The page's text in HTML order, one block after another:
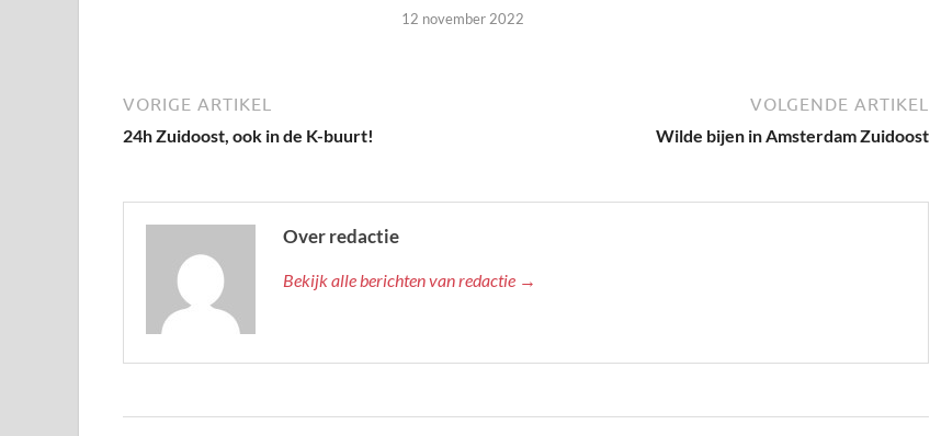
12 november 2022
VORIGE ARTIKEL
24h Zuidoost, ook in de K-buurt!
VOLGENDE ARTIKEL
Wilde bijen in Amsterdam Zuidoost
Over redactie
Bekijk alle berichten van redactie →